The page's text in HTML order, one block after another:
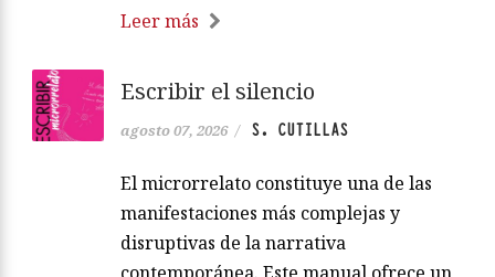
Leer más
Escribir el silencio
agosto 07, 2026 / S. CUTILLAS
El microrrelato constituye una de las
manifestaciones más complejas y
disruptivas de la narrativa